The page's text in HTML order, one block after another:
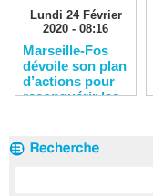
Lundi 24 Février
2020 - 08:16
Marseille-Fos
dévoile son plan
d’actions pour
reconquérir les